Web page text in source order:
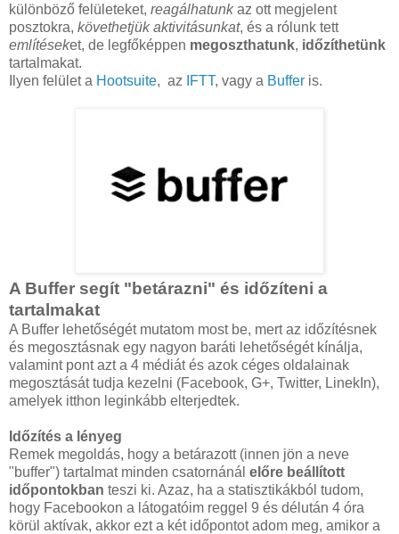
különböző felületeket, reagálhatunkaz ott megjelent
posztokra, követhetjük aktivitásunkat, és a rólunk tett
említéseket, de legfőképpen megoszthatunk, időzíthetünk
tartalmakat.
Ilyen felület a Hootsuite, az IFTT, vagy a Buffer is.
A Buffer segít "betárazni" és időzíteni a
tartalmakat
A Buffer lehetőségét mutatom most be, mert az időzítésnek
és megosztásnak egy nagyon baráti lehetőségét kínálja,
valamint pont azt a 4 médiát és azok céges oldalainak
megosztását tudja kezelni (Facebook, G+, Twitter, LinekIn),
amelyek itthon leginkább elterjedtek.
Időzítés a lényeg
Remek megoldás, hogy a betárazott (innen jön a neve
"buffer") tartalmat minden csatornánál előre beállított
időpontokban teszi ki. Azaz, ha a statisztikákból tudom,
hogy Facebookon a látogatóim reggel 9 és délután 4 óra
körül aktívak, akkor ezt a két időpontot adom meg, amikor a